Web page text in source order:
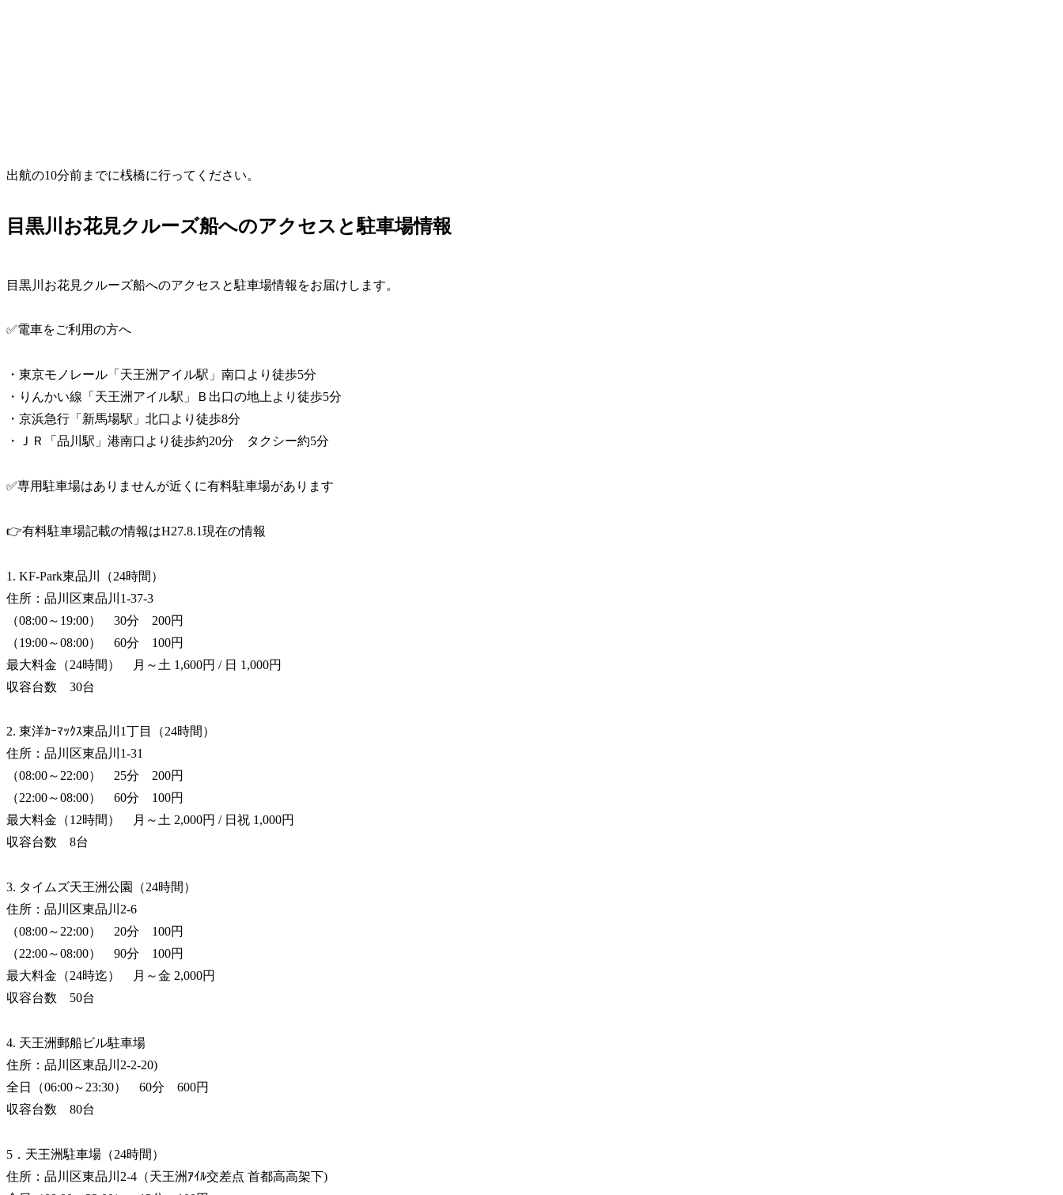
出航の10分前までに桟橋に行ってください。
目黒川お花見クルーズ船へのアクセスと駐車場情報
目黒川お花見クルーズ船へのアクセスと駐車場情報をお届けします。
✅電車をご利用の方へ
・東京モノレール「天王洲アイル駅」南口より徒歩5分
・りんかい線「天王洲アイル駅」Ｂ出口の地上より徒歩5分
・京浜急行「新馬場駅」北口より徒歩8分
・ＪＲ「品川駅」港南口より徒歩約20分 タクシー約5分
✅専用駐車場はありませんが近くに有料駐車場があります
👉有料駐車場記載の情報はH27.8.1現在の情報
1. KF-Park東品川（24時間）
住所：品川区東品川1-37-3
（08:00～19:00） 30分 200円
（19:00～08:00） 60分 100円
最大料金（24時間） 月～土 1,600円 / 日 1,000円
収容台数 30台
2. 東洋ｶｰﾏｯｸｽ東品川1丁目（24時間）
住所：品川区東品川1-31
（08:00～22:00） 25分 200円
（22:00～08:00） 60分 100円
最大料金（12時間） 月～土 2,000円 / 日祝 1,000円
収容台数 8台
3. タイムズ天王洲公園（24時間）
住所：品川区東品川2-6
（08:00～22:00） 20分 100円
（22:00～08:00） 90分 100円
最大料金（24時迄） 月～金 2,000円
収容台数 50台
4. 天王洲郵船ビル駐車場
住所：品川区東品川2-2-20)
全日（06:00～23:30） 60分 600円
収容台数 80台
5．天王洲駐車場（24時間）
住所：品川区東品川2-4（天王洲ｱｲﾙ交差点 首都高高架下)